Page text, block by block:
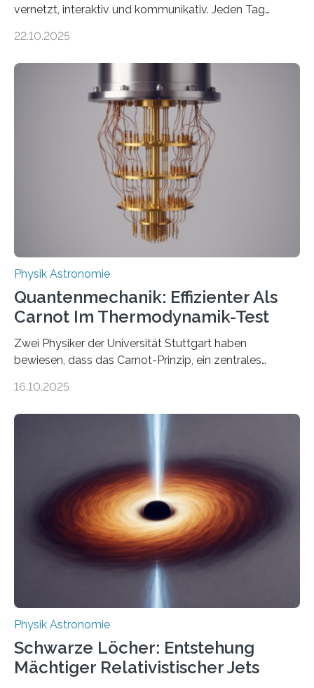
vernetzt, interaktiv und kommunikativ. Jeden Tag
oft von Autor*innen, die eng zusammenarbeiten. Neue
werden schnell weiterentwickelt. Dies ist der Alltag in
der Forschung der Quantentheorie, die dieses Jahr 100
Jahre alt geworden ist, weshalb die UNESCO 2025 zum
Internationalen Jahr der Quantenwissenschaft und -
technologie ausgerufen hat. Doch nun hat eine
internationale Forschungsgruppe um den
22.10.2025
Physik Astronomie
Quantenmechanik: Effizienter Als
Carnot Im Thermodynamik-Test
Zwei Physiker der Universität Stuttgart haben
bewiesen, dass das Carnot-Prinzip, ein zentrales
Größenordnung von Atomen gilt, deren physikalische
Quantenmotoren voranbringen. Das
Wissenschaftsjournal Science Advances veröffentlichte
die Herleitung. (DOI: 10.1126/sciadv.adw8462)
Verbrennungsmotoren oder Dampfturbinen sind
Wärmekraftmaschinen: Sie wandeln thermische
Energie in mechanische Bewegung um – oder anders
ausgedrückt, Wärme in Bewegung. In
quantenmechanischen Experimenten ist es in den…
16.10.2025
Physik Astronomie
Schwarze Löcher: Entstehung
Mächtiger Relativistischer Jets